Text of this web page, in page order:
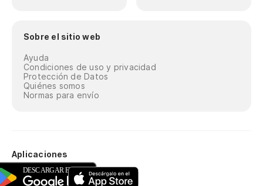
Sobre el sitio web
Ayuda
Condiciones de uso y privacidad
Protección de Datos
Quiénes somos
Normas para envío
Aplicaciones